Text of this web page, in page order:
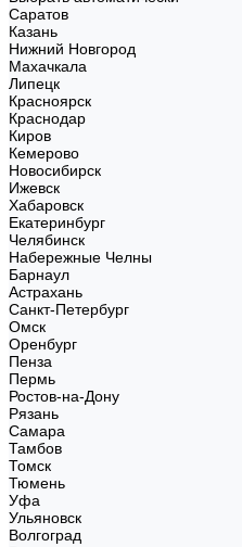
Саратов
Казань
Нижний Новгород
Махачкала
Липецк
Красноярск
Краснодар
Киров
Кемерово
Новосибирск
Ижевск
Хабаровск
Екатеринбург
Челябинск
Набережные Челны
Барнаул
Астрахань
Санкт-Петербург
Омск
Оренбург
Пенза
Пермь
Ростов-на-Дону
Рязань
Самара
Тамбов
Томск
Тюмень
Уфа
Ульяновск
Волгоград